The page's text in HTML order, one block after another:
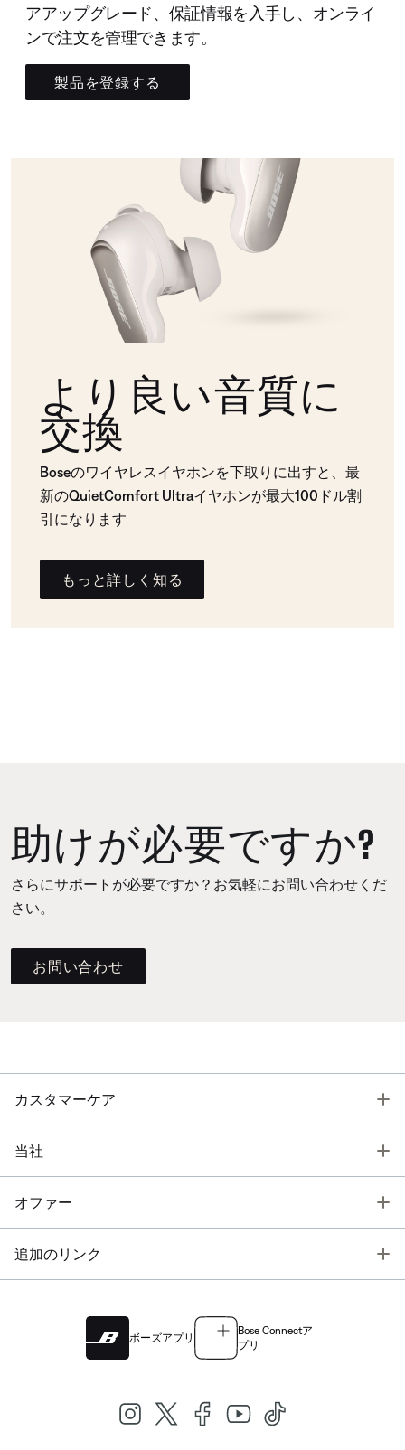
アアップグレード、保証情報を入手し、オンライ
ンで注文を管理できます。
製品を登録する
より良い音質に
交換
Boseのワイヤレスイヤホンを下取りに出すと、最
新のQuietComfort Ultraイヤホンが最大100ドル割
引になります
もっと詳しく知る
助けが必要ですか?
さらにサポートが必要ですか？お気軽にお問い合わせくだ
さい。
お問い合わせ
カスタマーケア
当社
オファー
追加のリンク
ボーズアプリ
Bose Connectア
プリ